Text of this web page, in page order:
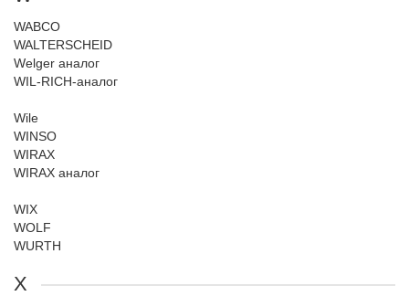
WABCO
WALTERSCHEID
Welger аналог
WIL-RICH-аналог
Wile
WINSO
WIRAX
WIRAX аналог
WIX
WOLF
WURTH
X